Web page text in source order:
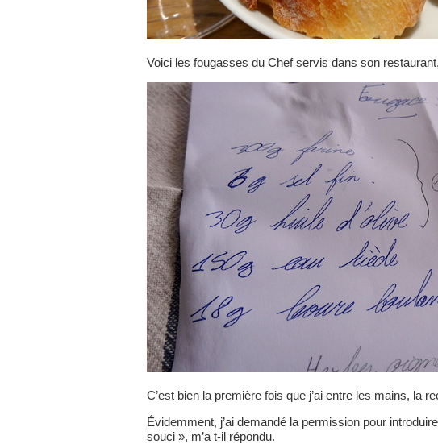
Voici les fougasses du Chef servis dans son restaurant.
C’est bien la première fois que j’ai entre les mains, la
Évidemment, j’ai demandé la permission pour
souci », m’a t-il répondu.